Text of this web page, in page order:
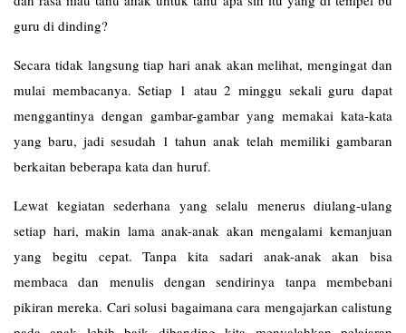
guru di dinding?
Secara tidak langsung tiap hari anak akan melihat, mengingat dan
mulai membacanya. Setiap 1 atau 2 minggu sekali guru dapat
menggantinya dengan gambar-gambar yang memakai kata-kata
yang baru, jadi sesudah 1 tahun anak telah memiliki gambaran
berkaitan beberapa kata dan huruf.
Lewat kegiatan sederhana yang selalu menerus diulang-ulang
setiap hari, makin lama anak-anak akan mengalami kemanjuan
yang begitu cepat. Tanpa kita sadari anak-anak akan bisa
membaca dan menulis dengan sendirinya tanpa membebani
pikiran mereka. Cari solusi bagaimana cara mengajarkan calistung